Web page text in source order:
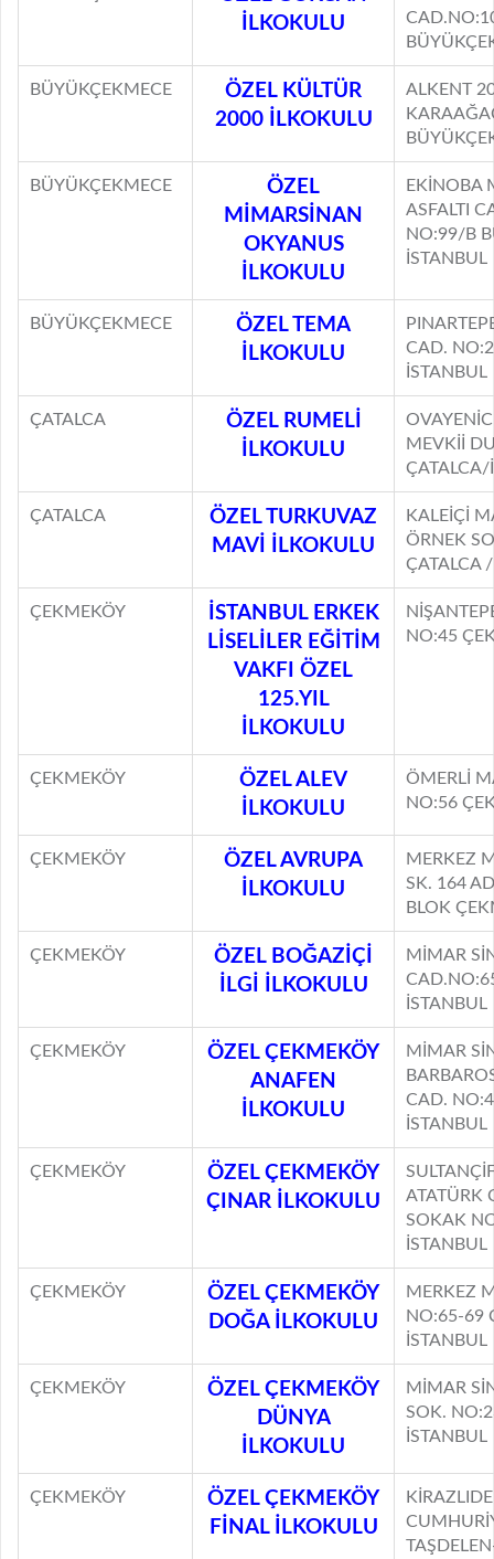
İLKOKULU
BÜYÜKÇEKMECE
ÖZEL KÜLTÜR
2000 İLKOKULU
ALKENT
BÜYÜKÇEKMECE
ÖZEL
MİMARSİNAN
OKYANUS
İLKOKULU
EKİNOBA
ASFALTI
NO:99/B
İSTANBUL
BÜYÜKÇEKMECE
ÖZEL TEMA
İLKOKULU
CAD.
İSTANBUL
ÇATALCA
ÖZEL RUMELİ
İLKOKULU
MEVKİİ
ÇATALCA/
ÇATALCA
ÖZEL TURKUVAZ
MAVİ İLKOKULU
KALEİÇİ
ÖRNEK
ÇATALCA
ÇEKMEKÖY
İSTANBUL ERKEK
LİSELİLER EĞİTİM
VAKFI ÖZEL
125.YIL
İLKOKULU
NO:45
ÇEKMEKÖY
ÖZEL ALEV
İLKOKULU
ÖMERLİ
NO:56
ÇEKMEKÖY
ÖZEL AVRUPA
İLKOKULU
MERKEZ
SK. 164
BLOK
ÇEKMEKÖY
ÖZEL BOĞAZİÇİ
İLGİ İLKOKULU
MİMAR
İSTANBUL
ÇEKMEKÖY
ÖZEL ÇEKMEKÖY
ANAFEN
İLKOKULU
MİMAR
CAD.
İSTANBUL
ÇEKMEKÖY
ÖZEL ÇEKMEKÖY
ÇINAR İLKOKULU
ATATÜRK
SOKAK
İSTANBUL
ÇEKMEKÖY
ÖZEL ÇEKMEKÖY
DOĞA İLKOKULU
MERKEZ
NO:65-69
İSTANBUL
ÇEKMEKÖY
ÖZEL ÇEKMEKÖY
DÜNYA
İLKOKULU
MİMAR
SOK.
İSTANBUL
ÇEKMEKÖY
ÖZEL ÇEKMEKÖY
FİNAL İLKOKULU